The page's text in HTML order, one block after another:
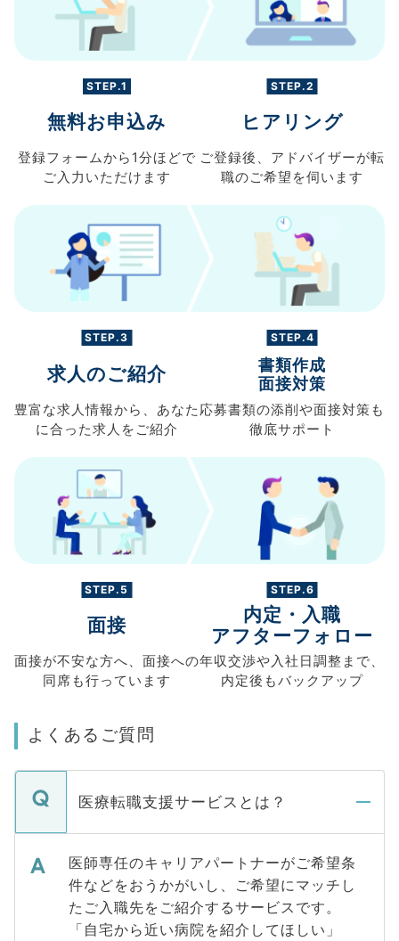
STEP.1
無料お申込み
登録フォームから 1分ほどで
ご入力 いただけます
STEP.2
ヒアリング
ご登録後、 アドバイザーが転
職のご希望を伺います
STEP.3
求人のご紹介
豊富な求人情報から、 あなた
に合った求人を ご紹介
STEP.4
書類作成
面接対策
応募書類の添削や面接対策も
徹底サポート
STEP.5
面接
面接が不安な方へ、 面接への
同席も行っています
STEP.6
内定・入職
アフターフォロー
年収交渉や入社日調整まで、
内定後もバックアップ
よくあるご質問
医療転職支援サービスとは？
医師専任のキャリアパートナーがご希望条
件などをおうかがいし、ご希望にマッチし
たご入職先をご紹介するサービスです。
「自宅から近い病院を紹介してほしい」